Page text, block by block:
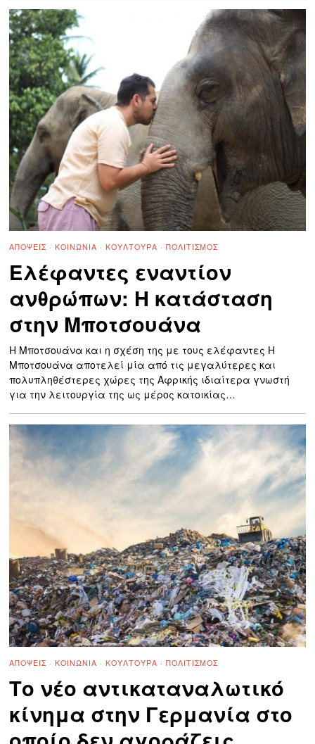
ΑΠΌΨΕΙΣ · ΚΟΙΝΩΝΊΑ · ΚΟΥΛΤΟΥΡΑ · ΠΟΛΙΤΙΣΜΌΣ
Ελέφαντες εναντίον
ανθρώπων: Η κατάσταση
στην Μποτσουάνα
Η Μποτσουάνα και η σχέση της με τους ελέφαντες Η
Μποτσουάνα αποτελεί μία από τις μεγαλύτερες και
πολυπληθέστερες χώρες της Αφρικής ιδιαίτερα γνωστή
για την λειτουργία της ως μέρος κατοικίας…
ΑΠΌΨΕΙΣ · ΚΟΙΝΩΝΊΑ · ΚΟΥΛΤΟΥΡΑ · ΠΟΛΙΤΙΣΜΌΣ
Το νέο αντικαταναλωτικό
κίνημα στην Γερμανία στο